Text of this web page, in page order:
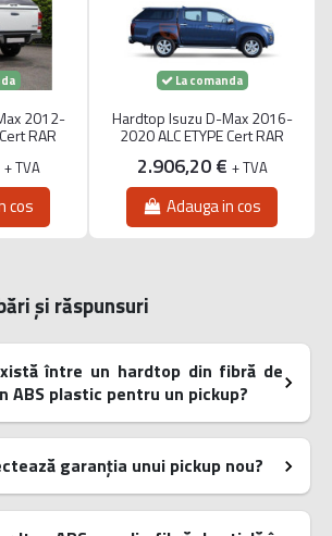
2012-
RAR
+ TVA
cos
La comanda
Hardtop Isuzu D-Max 2016-
2020 ALC ETYPE Cert RAR
2.906,20 € + TVA
Adauga in cos
și răspunsuri
între un hardtop din fibră de
ABS plastic pentru un pickup?
garanția unui pickup nou?